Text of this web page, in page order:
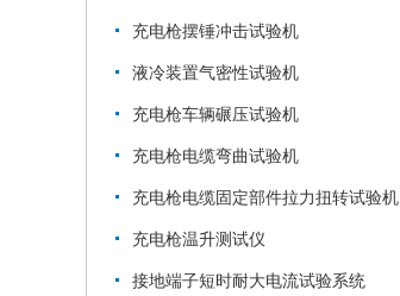
充电枪摆锤冲击试验机
液冷装置气密性试验机
充电枪车辆碾压试验机
充电枪电缆弯曲试验机
充电枪电缆固定部件拉力扭转试验机
充电枪温升测试仪
接地端子短时耐大电流试验系统